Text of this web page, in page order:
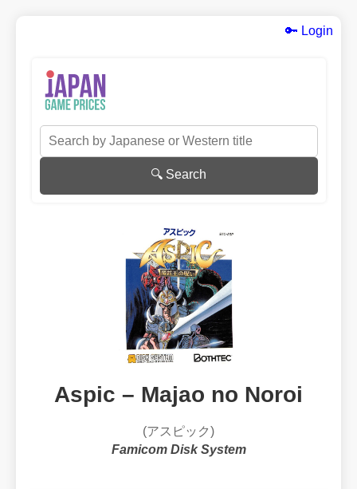
🔑 Login
🔍 Search
Aspic – Majao no Noroi
(アスピック)
Famicom Disk System